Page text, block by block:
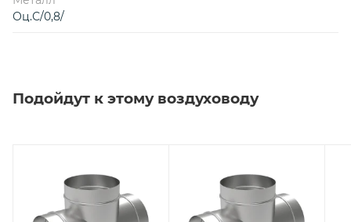
Оц.С/0,8/
Подойдут к этому воздуховоду